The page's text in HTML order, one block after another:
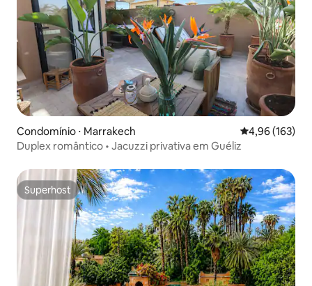
Condomínio ⋅ Marrakech 4,96 de uma
4,96 (163)
Duplex romântico • Jacuzzi privativa em Guéliz
Superhost
Superhost